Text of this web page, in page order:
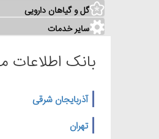
گل و گیاهان دارویی
سایر خدمات
بانک اطلاعات
آذربایجان شرقی
تهران